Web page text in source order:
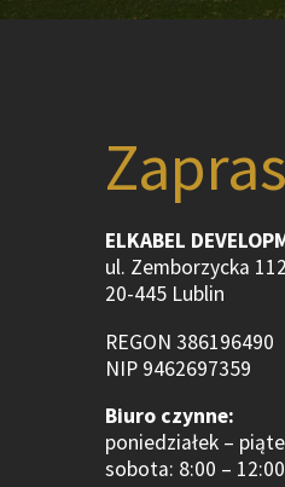
ELKABEL
ul. Zemborzycka 112
20-445 Lublin
REGON 386196490
NIP 9462697359
Biuro czynne:
poniedziałek –
sobota: 8:00 – 12:00